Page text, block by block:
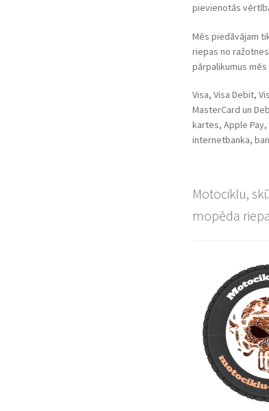
pievienotās
Mēs piedāvājam
riepas no
pārpalikumus
Visa, Visa Debit,
MasterCard un
kartes, Apple Pay,
internetbanka,
Motociklu,
mopēda